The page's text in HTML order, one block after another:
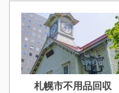
札幌市不用品回収